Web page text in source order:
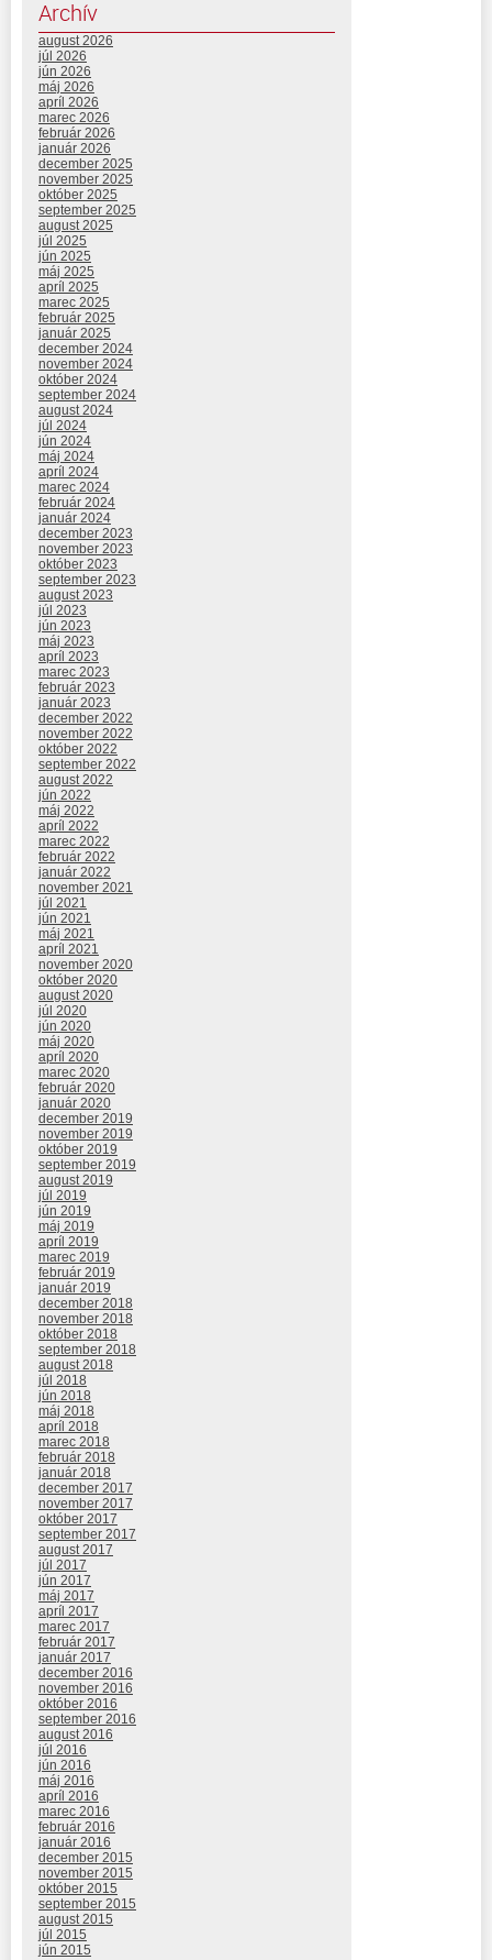
Archív
august 2026
júl 2026
jún 2026
máj 2026
apríl 2026
marec 2026
február 2026
január 2026
december 2025
november 2025
október 2025
september 2025
august 2025
júl 2025
jún 2025
máj 2025
apríl 2025
marec 2025
február 2025
január 2025
december 2024
november 2024
október 2024
september 2024
august 2024
júl 2024
jún 2024
máj 2024
apríl 2024
marec 2024
február 2024
január 2024
december 2023
november 2023
október 2023
september 2023
august 2023
júl 2023
jún 2023
máj 2023
apríl 2023
marec 2023
február 2023
január 2023
december 2022
november 2022
október 2022
september 2022
august 2022
jún 2022
máj 2022
apríl 2022
marec 2022
február 2022
január 2022
november 2021
júl 2021
jún 2021
máj 2021
apríl 2021
november 2020
október 2020
august 2020
júl 2020
jún 2020
máj 2020
apríl 2020
marec 2020
február 2020
január 2020
december 2019
november 2019
október 2019
september 2019
august 2019
júl 2019
jún 2019
máj 2019
apríl 2019
marec 2019
február 2019
január 2019
december 2018
november 2018
október 2018
september 2018
august 2018
júl 2018
jún 2018
máj 2018
apríl 2018
marec 2018
február 2018
január 2018
december 2017
november 2017
október 2017
september 2017
august 2017
júl 2017
jún 2017
máj 2017
apríl 2017
marec 2017
február 2017
január 2017
december 2016
november 2016
október 2016
september 2016
august 2016
júl 2016
jún 2016
máj 2016
apríl 2016
marec 2016
február 2016
január 2016
december 2015
november 2015
október 2015
september 2015
august 2015
júl 2015
jún 2015